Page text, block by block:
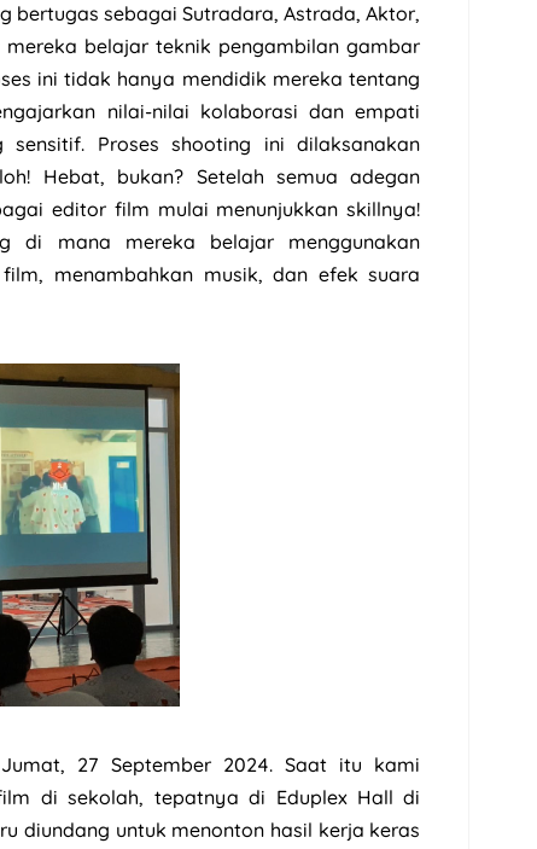
bertugas sebagai Sutradara, Astrada, Aktor,
belajar teknik pengambilan gambar
ini tidak hanya mendidik mereka tentang
nilai-nilai kolaborasi dan empati
Proses shooting ini dilaksanakan
Hebat, bukan? Setelah semua adegan
editor film mulai menunjukkan skillnya!
di mana mereka belajar menggunakan
menambahkan musik, dan efek suara
27 September 2024. Saat itu kami
di sekolah, tepatnya di Eduplex Hall di
diundang untuk menonton hasil kerja keras